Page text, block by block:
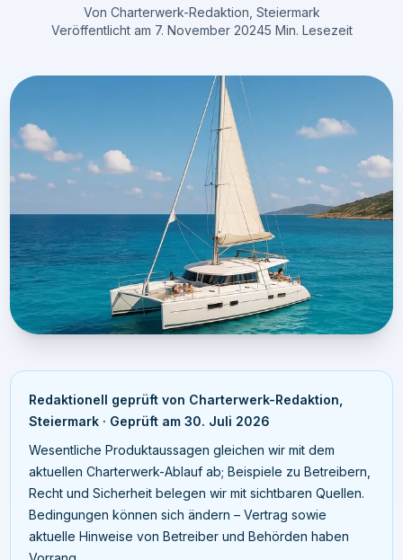
Von Charterwerk-Redaktion, Steiermark
Veröffentlicht am 7. November 20245 Min. Lesezeit
Redaktionell geprüft von Charterwerk-Redaktion,
Steiermark · Geprüft am 30. Juli 2026
Wesentliche Produktaussagen gleichen wir mit dem
aktuellen Charterwerk-Ablauf ab; Beispiele zu Betreibern,
Recht und Sicherheit belegen wir mit sichtbaren Quellen.
Bedingungen können sich ändern – Vertrag sowie
aktuelle Hinweise von Betreiber und Behörden haben